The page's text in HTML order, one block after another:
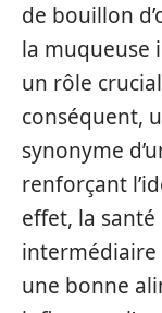
de bouillon
la muqueuse
un rôle
conséquent,
synonyme
renforçant
effet, la
une bonne